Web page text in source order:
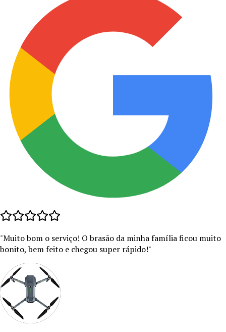
"Muito bom o serviço! O brasão da minha família ficou muito
bonito, bem feito e chegou super rápido!"